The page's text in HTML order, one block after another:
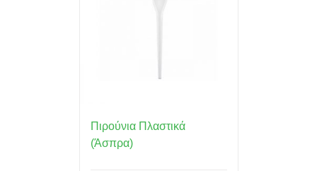
Πιρούνια Πλαστικά
(Άσπρα)